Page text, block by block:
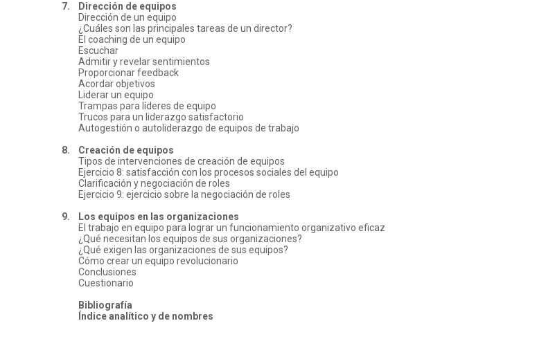
7.
Dirección de equipos
Dirección de un equipo
¿Cuáles son las principales tareas de un director?
El coaching de un equipo
Escuchar
Admitir y revelar sentimientos
Proporcionar feedback
Acordar objetivos
Liderar un equipo
Trampas para líderes de equipo
Trucos para un liderazgo satisfactorio
Autogestión o autoliderazgo de equipos de trabajo
8.
Creación de equipos
Tipos de intervenciones de creación de equipos
Ejercicio 8: satisfacción con los procesos sociales del equipo
Clarificación y negociación de roles
Ejercicio 9: ejercicio sobre la negociación de roles
9.
Los equipos en las organizaciones
El trabajo en equipo para lograr un funcionamiento organizativo eficaz
¿Qué necesitan los equipos de sus organizaciones?
¿Qué exigen las organizaciones de sus equipos?
Cómo crear un equipo revolucionario
Conclusiones
Cuestionario
Bibliografía
Índice analítico y de nombres